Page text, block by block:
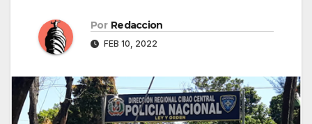
Por Redaccion
FEB 10, 2022